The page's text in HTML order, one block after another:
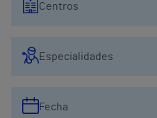
Comunicación
Centros
Especialidades
Fecha